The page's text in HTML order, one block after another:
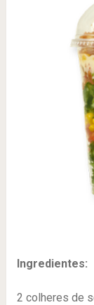
Ingredientes:
2 colheres de